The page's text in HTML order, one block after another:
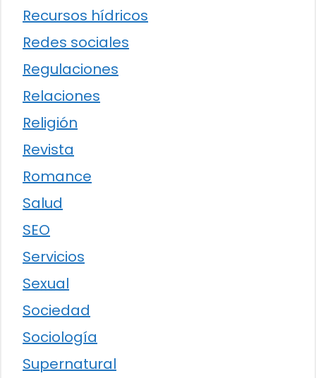
Recursos hídricos
Redes sociales
Regulaciones
Relaciones
Religión
Revista
Romance
Salud
SEO
Servicios
Sexual
Sociedad
Sociología
Supernatural